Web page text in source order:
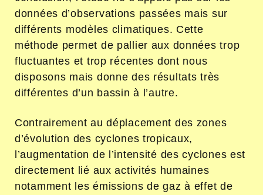
données d’observations passées mais sur
différents modèles climatiques. Cette
méthode permet de pallier aux données trop
fluctuantes et trop récentes dont nous
disposons mais donne des résultats très
différentes d’un bassin à l’autre.
Contrairement au déplacement des zones
d’évolution des cyclones tropicaux,
l’augmentation de l’intensité des cyclones est
directement lié aux activités humaines
notamment les émissions de gaz à effet de